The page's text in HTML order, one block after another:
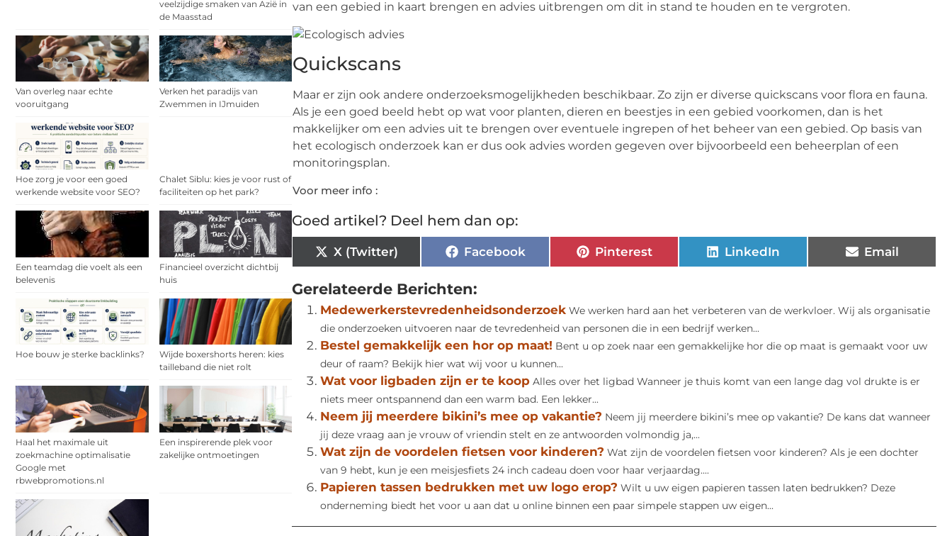
veelzijdige smaken van Azië in
de Maasstad
Van overleg naar echte
vooruitgang
Verken het paradijs van
Zwemmen in IJmuiden
Hoe zorg je voor een goed
werkende website voor SEO?
Chalet Siblu: kies je voor rust of
faciliteiten op het park?
Een teamdag die voelt als een
belevenis
Financieel overzicht dichtbij
huis
Hoe bouw je sterke backlinks?
Wijde boxershorts heren: kies
tailleband die niet rolt
Haal het maximale uit
zoekmachine optimalisatie
Google met
rbwebpromotions.nl
Een inspirerende plek voor
zakelijke ontmoetingen
van een gebied in kaart brengen en advies uitbrengen om dit in stand te houden en te vergroten.
Quickscans
Maar er zijn ook andere onderzoeksmogelijkheden beschikbaar. Zo zijn er diverse quickscans voor flora en fauna.
Als je een goed beeld hebt op wat voor planten, dieren en beestjes in een gebied voorkomen, dan is het
makkelijker om een advies uit te brengen over eventuele ingrepen of het beheer van een gebied. Op basis van
het ecologisch onderzoek kan er dus ook advies worden gegeven over bijvoorbeeld een beheerplan of een
monitoringsplan.
Voor meer info :
Goed artikel? Deel hem dan op:
X (Twitter) Facebook Pinterest LinkedIn Email
Gerelateerde Berichten:
Medewerkerstevredenheidsonderzoek We werken hard aan het verbeteren van de werkvloer. Wij als organisatie
die onderzoeken uitvoeren naar de tevredenheid van personen die in een bedrijf werken...
Bestel gemakkelijk een hor op maat! Bent u op zoek naar een gemakkelijke hor die op maat is gemaakt voor uw
deur of raam? Bekijk hier wat wij voor u kunnen...
Wat voor ligbaden zijn er te koop Alles over het ligbad Wanneer je thuis komt van een lange dag vol drukte is er
niets meer ontspannend dan een warm bad. Een lekker...
Neem jij meerdere bikini’s mee op vakantie? Neem jij meerdere bikini’s mee op vakantie? De kans dat wanneer
jij deze vraag aan je vrouw of vriendin stelt en ze antwoorden volmondig ja,...
Wat zijn de voordelen fietsen voor kinderen? Wat zijn de voordelen fietsen voor kinderen? Als je een dochter
van 9 hebt, kun je een meisjesfiets 24 inch cadeau doen voor haar verjaardag....
Papieren tassen bedrukken met uw logo erop? Wilt u uw eigen papieren tassen laten bedrukken? Deze
onderneming biedt het voor u aan dat u online binnen een paar simpele stappen uw eigen...